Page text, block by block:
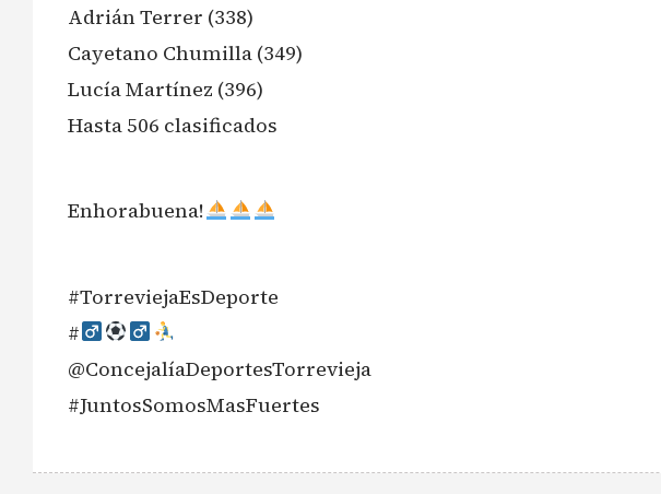
Adrián Terrer (338)
Cayetano Chumilla (349)
Lucía Martínez (396)
Hasta 506 clasificados
Enhorabuena!
#TorreviejaEsDeporte
#‍
@ConcejalíaDeportesTorrevieja
#JuntosSomosMasFuertes